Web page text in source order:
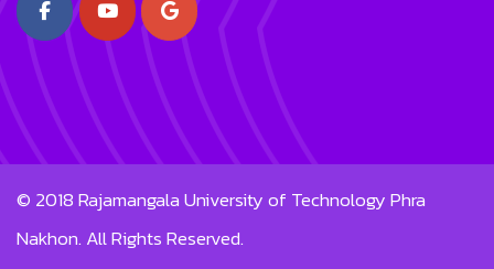
© 2018Rajamangala University of Technology Phra
Nakhon. All Rights Reserved.